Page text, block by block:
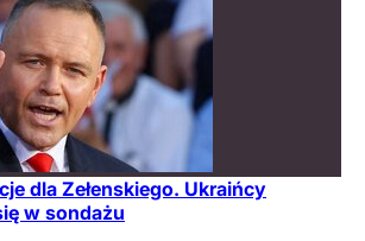
dla Zełenskiego. Ukraińcy
w sondażu